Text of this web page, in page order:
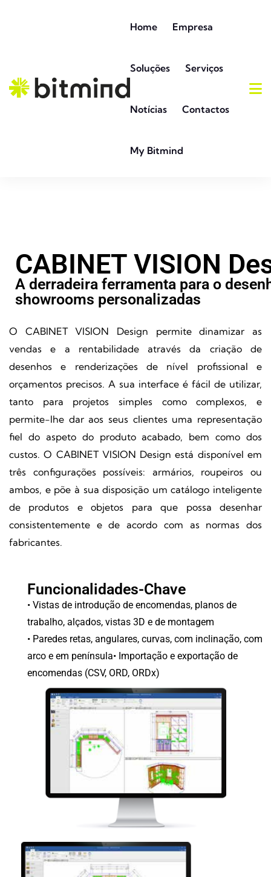
Home Empresa
Soluções Serviços
Notícias Contactos
My Bitmind
CABINET VISION
A derradeira ferramenta para o
showrooms personalizadas
O CABINET VISION Design permite dinamizar as
vendas e a rentabilidade através da criação de
desenhos e renderizações de nível profissional e
orçamentos precisos. A sua interface é fácil de utilizar,
tanto para projetos simples como complexos, e
permite-lhe dar aos seus clientes uma representação
fiel do aspeto do produto acabado, bem como dos
custos. O CABINET VISION Design está disponível em
três configurações possíveis: armários, roupeiros ou
ambos, e põe à sua disposição um catálogo inteligente
de produtos e objetos para que possa desenhar
consistentemente e de acordo com as normas dos
fabricantes.
Funcionalidades-Chave
• Vistas de introdução de encomendas, planos de
trabalho, alçados, vistas 3D e de montagem
• Paredes retas, angulares, curvas, com inclinação, com
arco e em península• Importação e exportação de
encomendas (CSV, ORD, ORDx)